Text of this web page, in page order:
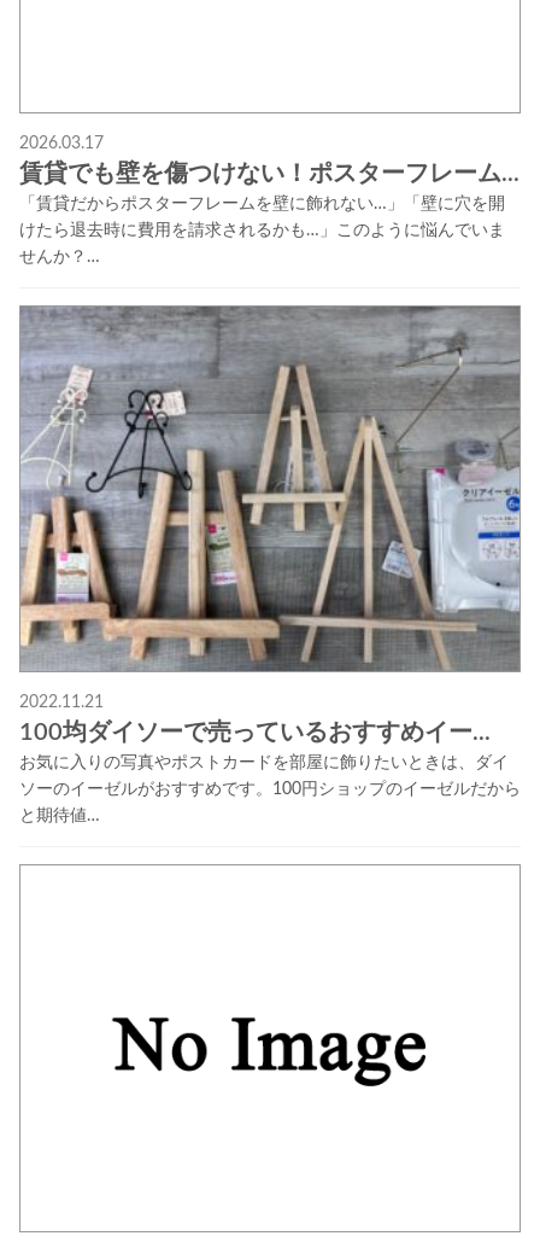
2026.03.17
賃貸でも壁を傷つけない！ポスターフレーム...
「賃貸だからポスターフレームを壁に飾れない…」「壁に穴を開
けたら退去時に費用を請求されるかも…」このように悩んでいま
せんか？…
2022.11.21
100均ダイソーで売っているおすすめイー...
お気に入りの写真やポストカードを部屋に飾りたいときは、ダイ
ソーのイーゼルがおすすめです。100円ショップのイーゼルだから
と期待値…